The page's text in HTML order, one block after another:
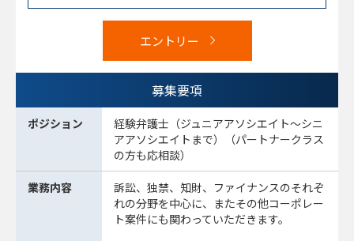
エントリー
募集要項
ポジション
経験弁護士（ジュニアアソシエイト～シニ
アアソシエイトまで）（パートナークラス
の方も応相談）
業務内容
訴訟、独禁、知財、ファイナンスのそれぞ
れの分野を中心に、またその他コーポレー
ト案件にも関わっていただきます。